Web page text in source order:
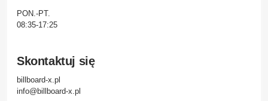
PON.-PT.
08:35-17:25
Skontaktuj się
billboard-x.pl
info@billboard-x.pl